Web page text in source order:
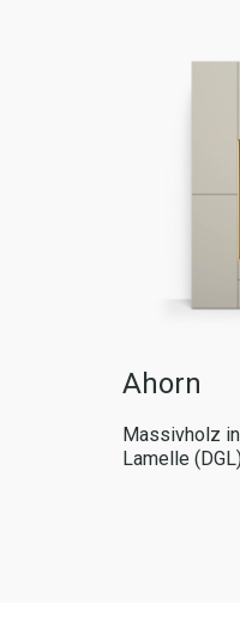
Ahorn
Massivholz
Lamelle